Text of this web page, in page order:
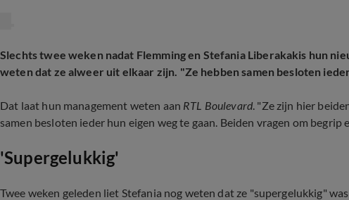
Slechts twee weken nadat Flemming en Stefania Liberakakis hun
weten dat ze alweer uit elkaar zijn. "Ze hebben samen besloten
Dat laat hun management weten aan RTL Boulevard. "Ze zijn hier
samen besloten ieder hun eigen weg te gaan. Beiden vragen om
'Supergelukkig'
Twee weken geleden liet Stefania nog weten dat ze "supergelukkig"